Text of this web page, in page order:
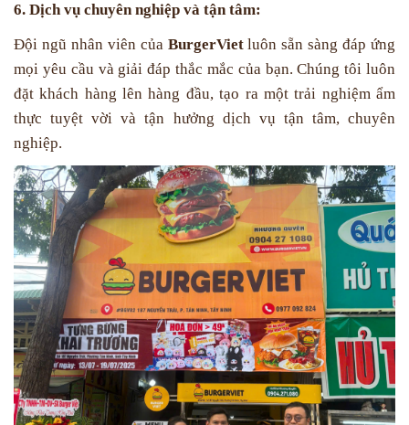
6. Dịch vụ chuyên nghiệp và tận tâm:
Đội ngũ nhân viên của BurgerVietluôn sẵn sàng đáp ứng
mọi yêu cầu và giải đáp thắc mắc của bạn. Chúng tôi luôn
đặt khách hàng lên hàng đầu, tạo ra một trải nghiệm ẩm
thực tuyệt vời và tận hưởng dịch vụ tận tâm, chuyên
nghiệp.